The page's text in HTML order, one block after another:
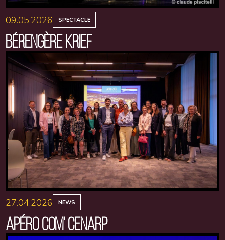
09.05.2026 SPECTACLE
BÉRENGÈRE KRIEF
27.04.2026 NEWS
APÉRO COM' CENARP